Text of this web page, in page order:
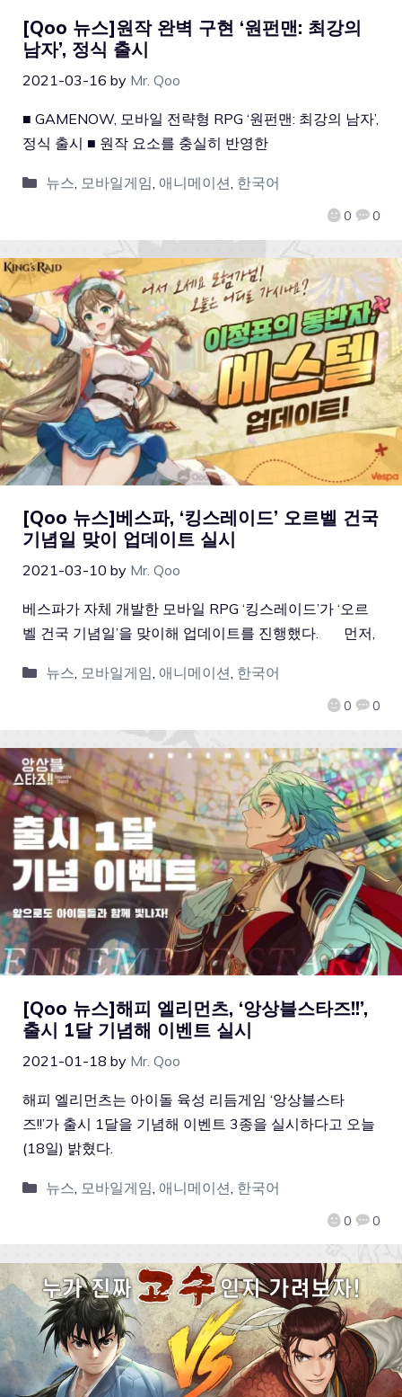
[Qoo 뉴스]원작 완벽 구현 ‘원펀맨: 최강의
남자’, 정식 출시
2021-03-16 by Mr. Qoo
0 0
■ GAMENOW, 모바일 전략형 RPG ‘원펀맨: 최강의 남자’,
정식 출시 ■ 원작 요소를 충실히 반영한
뉴스, 모바일게임, 애니메이션, 한국어
[Qoo 뉴스]베스파, ‘킹스레이드’ 오르벨 건국
기념일 맞이 업데이트 실시
2021-03-10 by Mr. Qoo
0 0
베스파가 자체 개발한 모바일 RPG ‘킹스레이드’가 ‘오르
벨 건국 기념일’을 맞이해 업데이트를 진행했다. 먼저,
뉴스, 모바일게임, 애니메이션, 한국어
[Qoo 뉴스]해피 엘리먼츠, ‘앙상블스타즈!!’,
출시 1달 기념해 이벤트 실시
2021-01-18 by Mr. Qoo
0 0
해피 엘리먼츠는 아이돌 육성 리듬게임 ‘앙상블스타
즈!!’가 출시 1달을 기념해 이벤트 3종을 실시하다고 오늘
(18일) 밝혔다.
뉴스 모바일게임 애니메이션 한국어